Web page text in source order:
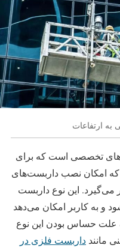
ارتفاعات
تخصصی است که برای
که امکان نصب داربست‌های
می‌گیرد. این نوع داربست
و به کاربر امکان می‌دهد
به علت حساس بودن این نوع
مانند داربست فلزی در